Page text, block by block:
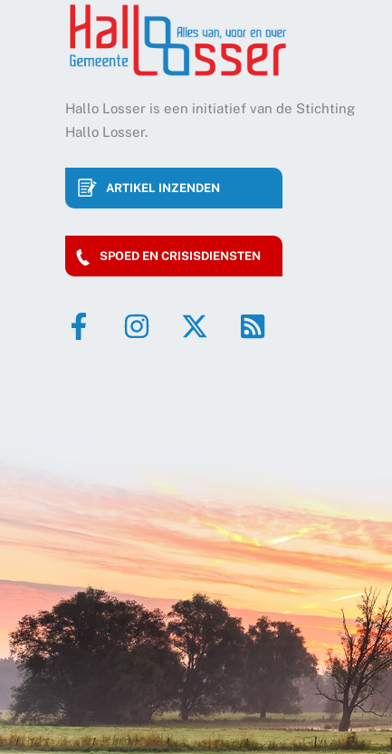
Hallo Losser is een initiatief van de Stichting
Hallo Losser.
ARTIKEL INZENDEN
SPOED EN CRISISDIENSTEN